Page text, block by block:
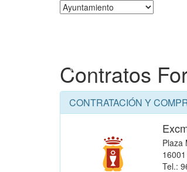
Contratos
CONTRATACIÓN Y
Plaza
Tel.: